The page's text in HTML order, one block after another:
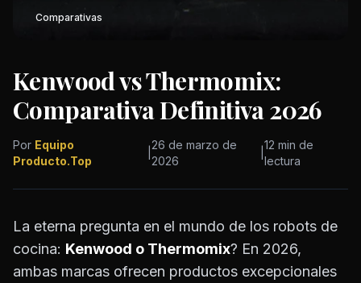
Comparativas
Kenwood vs Thermomix:
Comparativa Definitiva 2026
Por Equipo
Producto.Top
26 de marzo de
2026
12 min de
lectura
La eterna pregunta en el mundo de los robots de
cocina: Kenwood o Thermomix? En 2026,
ambas marcas ofrecen productos excepcionales